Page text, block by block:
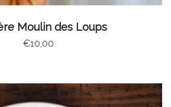
AU PANIER
Moulin des Loups
€10,00